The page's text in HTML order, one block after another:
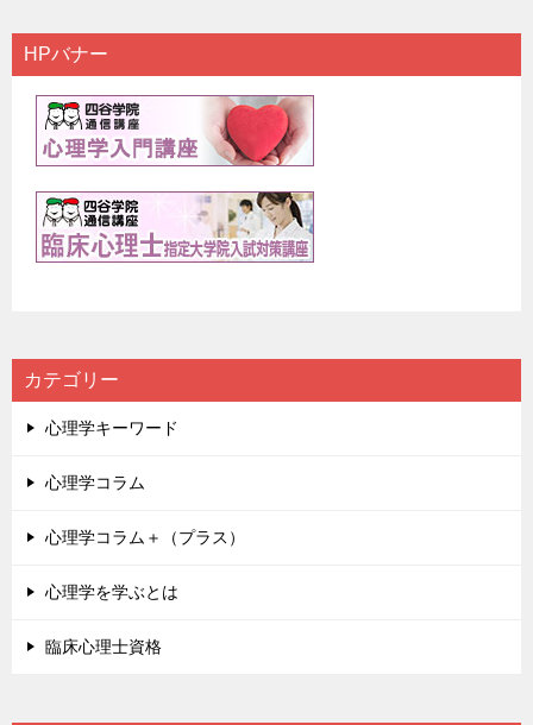
HPバナー
カテゴリー
心理学キーワード
心理学コラム
心理学コラム＋（プラス）
心理学を学ぶとは
臨床心理士資格